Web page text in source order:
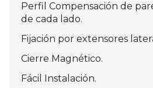
Perfil Compensación de
de cada lado.
Fijación por extensores
Cierre Magnético.
Fácil Instalación.